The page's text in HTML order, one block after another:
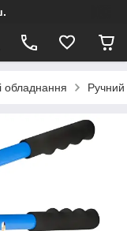
обладнання Ручний